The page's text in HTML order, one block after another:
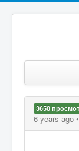
3650
6 years ago •